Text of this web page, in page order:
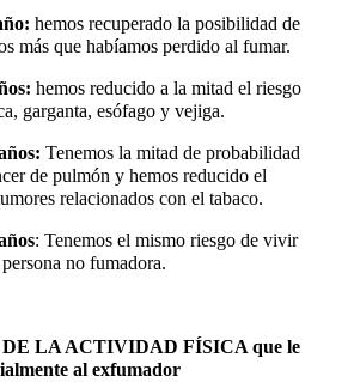
hemos recuperado la posibilidad de
más que habíamos perdido al fumar.
hemos reducido a la mitad el riesgo
garganta, esófago y vejiga.
Tenemos la mitad de probabilidad
de pulmón y hemos reducido el
relacionados con el tabaco.
: Tenemos el mismo riesgo de vivir
no fumadora.
LA ACTIVIDAD FÍSICA que le
al exfumador